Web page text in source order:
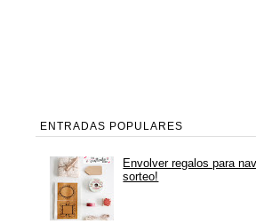
ENTRADAS POPULARES
Envolver regalos para
sorteo!